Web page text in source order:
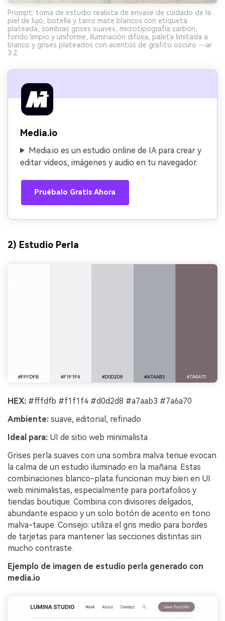
Prompt: toma de estudio realista de envase de cuidado de la
piel de lujo, botella y tarro mate blancos con etiqueta
plateada, sombras grises suaves, microtipografía carbón,
fondo limpio y uniforme, iluminación difusa, paleta limitada a
blanco y grises plateados con acentos de grafito oscuro --ar
3:2
Media.io
Media.io es un estudio online de IA para crear y
editar videos, imágenes y audio en tu navegador.
Pruébalo Gratis Ahora
2) Estudio Perla
HEX: #fffdfb #f1f1f4 #d0d2d8 #a7aab3 #7a6a70
Ambiente: suave, editorial, refinado
Ideal para: UI de sitio web minimalista
Grises perla suaves con una sombra malva tenue evocan
la calma de un estudio iluminado en la mañana. Estas
combinaciones blanco-plata funcionan muy bien en UI
web minimalistas, especialmente para portafolios y
tiendas boutique. Combina con divisores delgados,
abundante espacio y un solo botón de acento en tono
malva-taupe. Consejo: utiliza el gris medio para bordes
de tarjetas para mantener las secciones distintas sin
mucho contraste.
Ejemplo de imagen de estudio perla generado con
media.io